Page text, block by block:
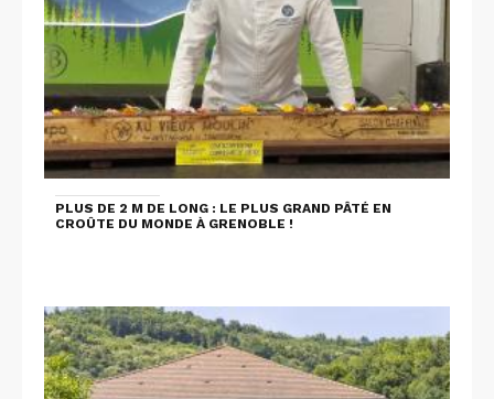
PLUS DE 2 M DE LONG : LE PLUS GRAND PÂTÉ EN
CROÛTE DU MONDE À GRENOBLE !